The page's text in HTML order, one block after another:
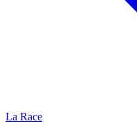
La Race